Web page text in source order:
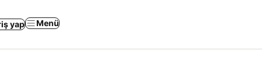
yap Menü